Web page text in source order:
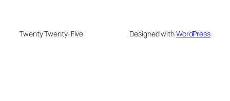
Twenty Twenty-Five Designed withWordPress